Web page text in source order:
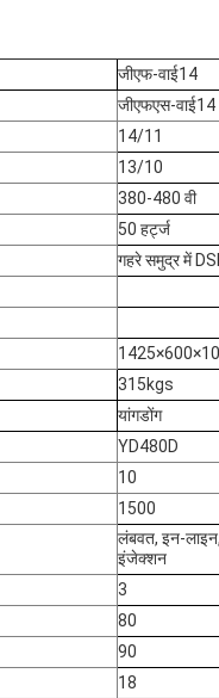
जीएफ-वाई14
जीएफएस-वाई14
14/11
13/10
380-480 वी
50 हर्ट्ज
गहरे समुद्र में
315kgs
यांगडोंग
YD480D
10
1500
लंबवत, इन-
इंजेक्शन
3
80
90
18